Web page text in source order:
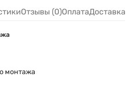
Отзывы (0)ОплатаДоставка
монтажа